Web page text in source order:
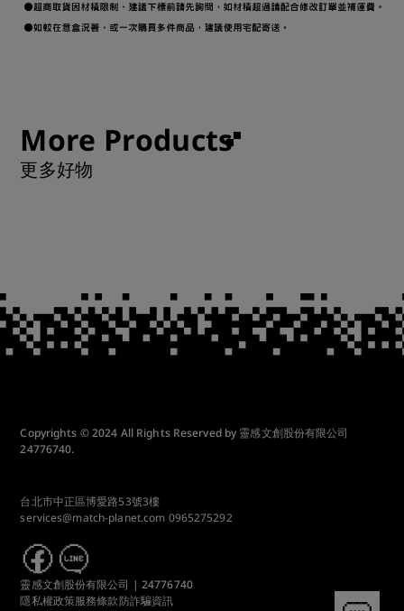
More Products
更多好物
Copyrights © 2024 All Rights Reserved by 靈感文創股份有限公司
24776740.
台北市中正區博愛路53號3樓
services@match-planet.com 0965275292
靈感文創股份有限公司 | 24776740
隱私權政策服務條款防詐騙資訊